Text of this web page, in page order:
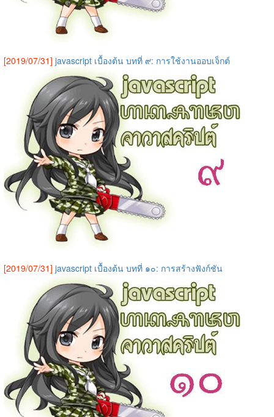
[2019/07/31] javascript เบื้องต้น บทที่ ๙: การใช้งานออบเจ็กต์
[2019/07/31] javascript เบื้องต้น บทที่ ๑๐: การสร้างฟังก์ชัน